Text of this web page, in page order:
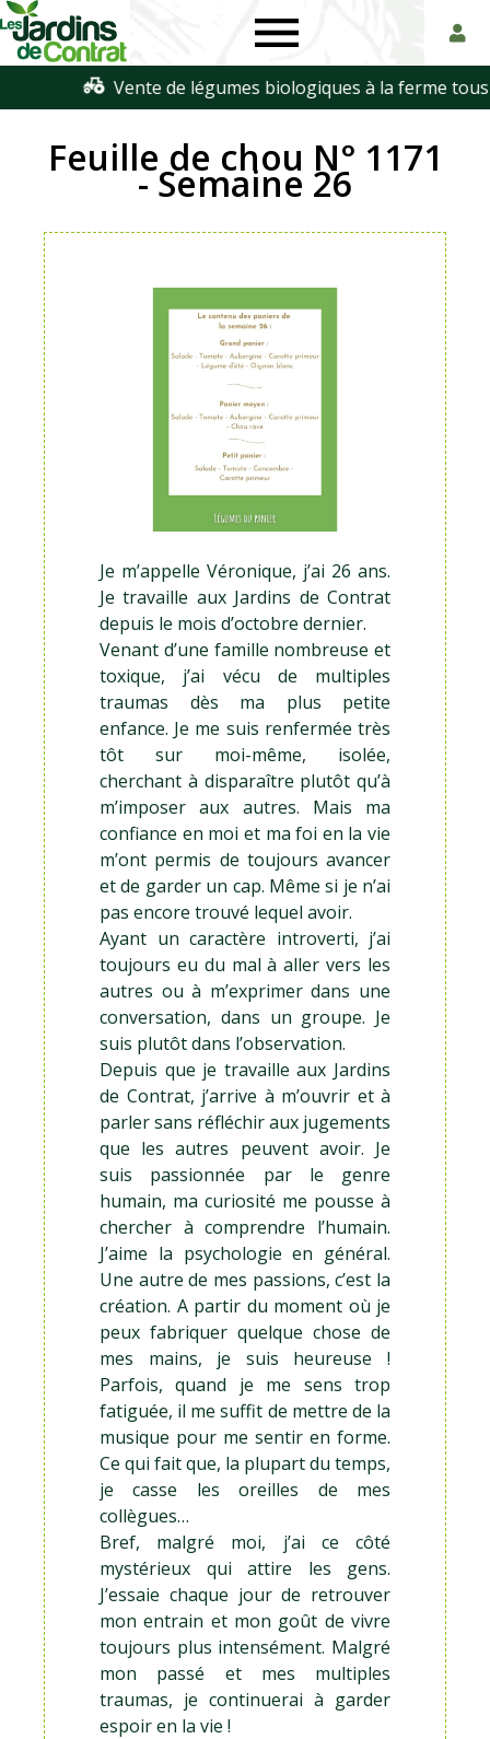
Jardins
de
Contrat
de
légumes
biologiques
Touraine
Feuille de chou N° 1171
- Semaine 26
Je m’appelle Véronique, j’ai 26 ans.
Je travaille aux Jardins de Contrat
depuis le mois d’octobre dernier.
Venant d’une famille nombreuse et
toxique, j’ai vécu de multiples
traumas dès ma plus petite
enfance. Je me suis renfermée très
tôt sur moi-même, isolée,
cherchant à disparaître plutôt qu’à
m’imposer aux autres. Mais ma
confiance en moi et ma foi en la vie
m’ont permis de toujours avancer
et de garder un cap. Même si je n’ai
pas encore trouvé lequel avoir.
Ayant un caractère introverti, j’ai
toujours eu du mal à aller vers les
autres ou à m’exprimer dans une
conversation, dans un groupe. Je
suis plutôt dans l’observation.
Depuis que je travaille aux Jardins
de Contrat, j’arrive à m’ouvrir et à
parler sans réfléchir aux jugements
que les autres peuvent avoir. Je
suis passionnée par le genre
humain, ma curiosité me pousse à
chercher à comprendre l’humain.
J’aime la psychologie en général.
Une autre de mes passions, c’est la
création. A partir du moment où je
peux fabriquer quelque chose de
mes mains, je suis heureuse !
Parfois, quand je me sens trop
fatiguée, il me suffit de mettre de la
musique pour me sentir en forme.
Ce qui fait que, la plupart du temps,
je casse les oreilles de mes
collègues…
Bref, malgré moi, j’ai ce côté
mystérieux qui attire les gens.
J’essaie chaque jour de retrouver
mon entrain et mon goût de vivre
toujours plus intensément. Malgré
mon passé et mes multiples
traumas, je continuerai à garder
espoir en la vie !